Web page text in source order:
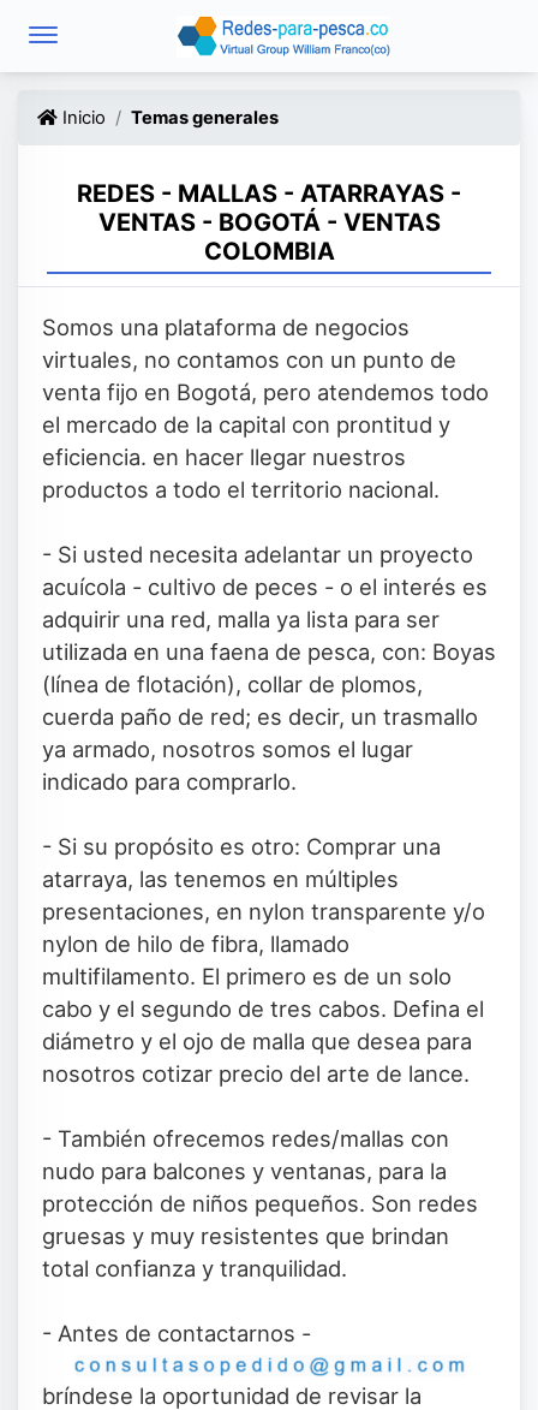
Inicio Temas generales
REDES - MALLAS - ATARRAYAS -
VENTAS - BOGOTÁ - VENTAS
COLOMBIA
Somos una plataforma de negocios
virtuales, no contamos con un punto de
venta fijo en Bogotá, pero atendemos todo
el mercado de la capital con prontitud y
eficiencia. en hacer llegar nuestros
productos a todo el territorio nacional.
- Si usted necesita adelantar un proyecto
acuícola - cultivo de peces - o el interés es
adquirir una red, malla ya lista para ser
utilizada en una faena de pesca, con: Boyas
(línea de flotación), collar de plomos,
cuerda paño de red; es decir, un trasmallo
ya armado, nosotros somos el lugar
indicado para comprarlo.
- Si su propósito es otro: Comprar una
atarraya, las tenemos en múltiples
presentaciones, en nylon transparente y/o
nylon de hilo de fibra, llamado
multifilamento. El primero es de un solo
cabo y el segundo de tres cabos. Defina el
diámetro y el ojo de malla que desea para
nosotros cotizar precio del arte de lance.
- También ofrecemos redes/mallas con
nudo para balcones y ventanas, para la
protección de niños pequeños. Son redes
gruesas y muy resistentes que brindan
total confianza y tranquilidad.
- Antes de contactarnos -
bríndese la oportunidad de revisar la